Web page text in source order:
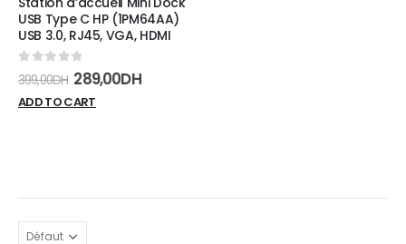
USB Type C HP (1PM64AA)
USB 3.0, RJ45, VGA, HDMI
399,00DH 289,00DH
ADD TO CART